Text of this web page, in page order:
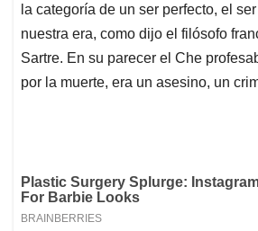
la categoría de un ser perfecto, el
nuestra era, como dijo el filósofo
Sartre. En su parecer el Che
por la muerte, era un asesino, un